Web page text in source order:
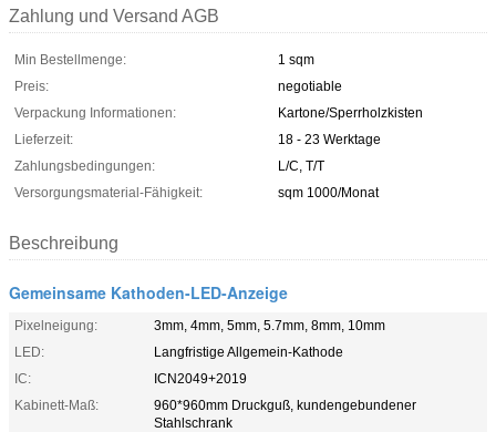
Zahlung und Versand AGB
Min Bestellmenge:
1 sqm
Preis:
negotiable
Verpackung Informationen:
Kartone/Sperrholzkisten
Lieferzeit:
18 - 23 Werktage
Zahlungsbedingungen:
L/C, T/T
Versorgungsmaterial-Fähigkeit:
sqm 1000/Monat
Beschreibung
Gemeinsame Kathoden-LED-Anzeige
Pixelneigung:
3mm, 4mm, 5mm, 5.7mm, 8mm, 10mm
LED:
Langfristige Allgemein-Kathode
IC:
ICN2049+2019
Kabinett-Maß:
960*960mm Druckguß, kundengebundener
Stahlschrank